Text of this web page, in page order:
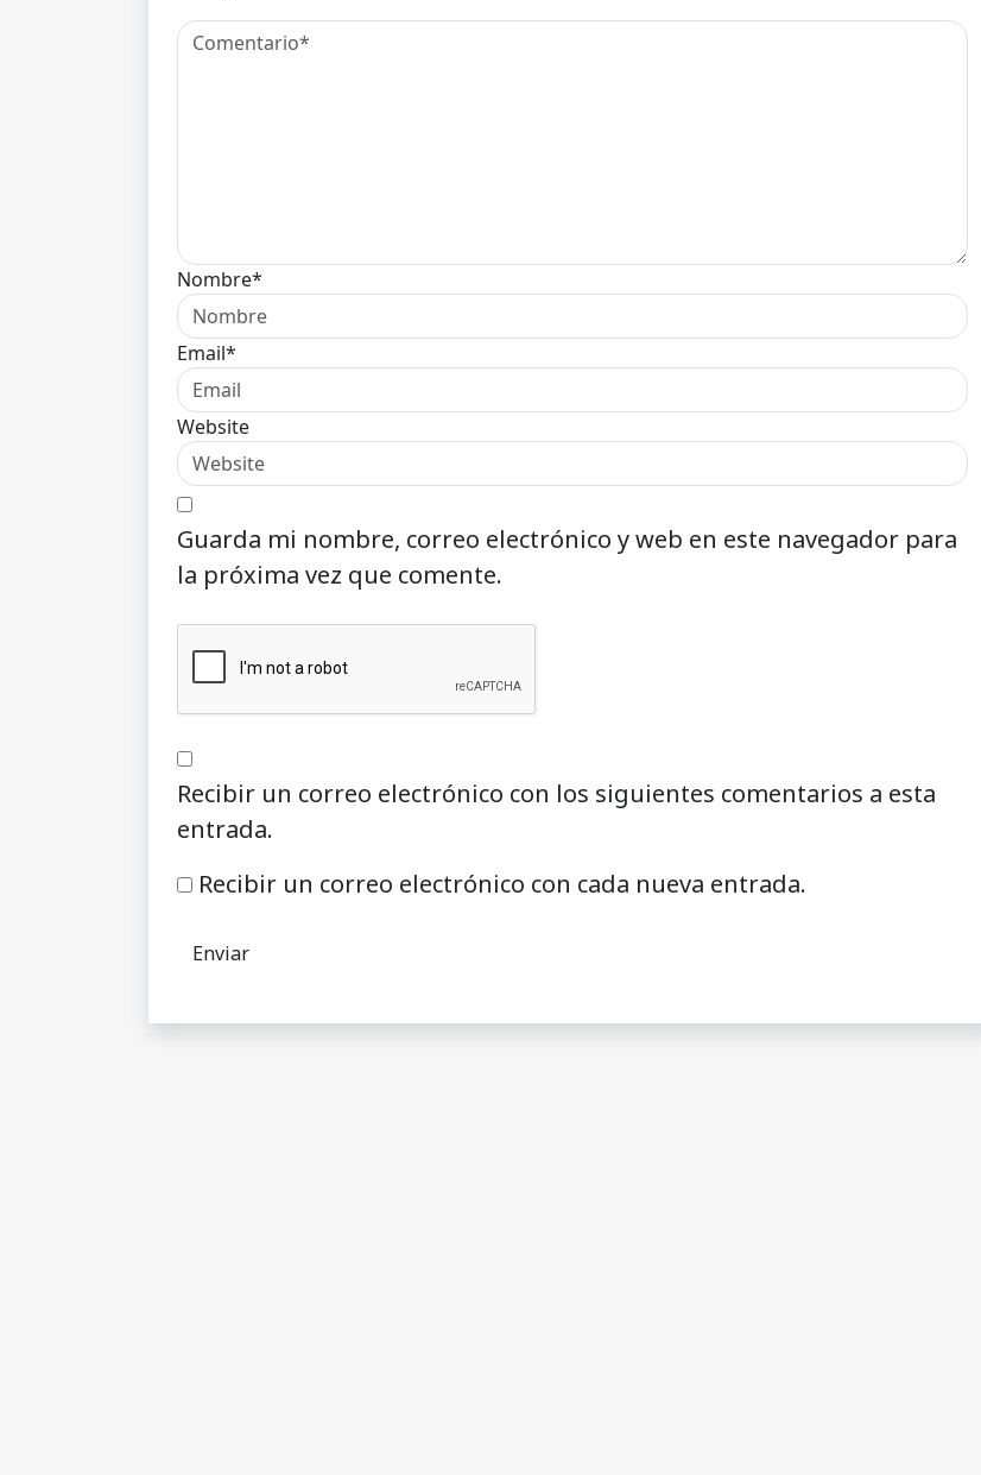
Nombre*
Email*
Website
Guarda mi nombre, correo electrónico y web en este navegador para
la próxima vez que comente.
Recibir un correo electrónico con los siguientes comentarios a esta
entrada.
Recibir un correo electrónico con cada nueva entrada.